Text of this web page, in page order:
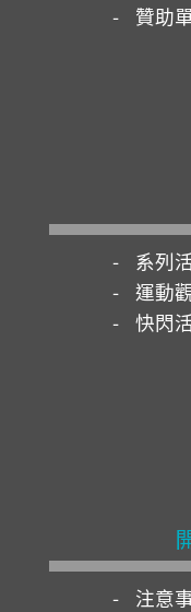
贊助
系列
運動
快閃
注意